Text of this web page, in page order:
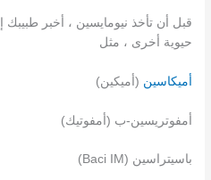
قبل أن تأخذ نيومايسين ، أخبر
حيوية أخرى ، مثل
أميكاسين (أميكين)
أمفوتريسين-ب (أمفوتيك)
باسيتراسين (Baci IM)